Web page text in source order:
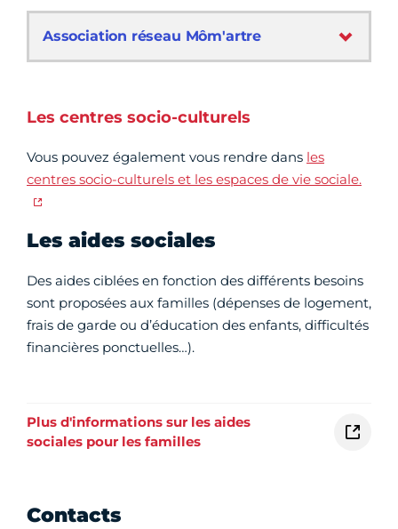
Association réseau Môm'artre
Les centres socio-culturels
Vous pouvez également vous rendre dans les
centres socio-culturels et les espaces de vie sociale.
Les aides sociales
Des aides ciblées en fonction des différents besoins
sont proposées aux familles (dépenses de logement,
frais de garde ou d’éducation des enfants, difficultés
financières ponctuelles…).
Plus d'informations sur les aides
sociales pour les familles
Contacts